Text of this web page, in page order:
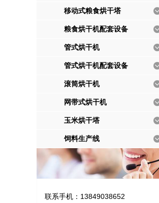
移动式粮食烘干塔
粮食烘干机配套设备
管式烘干机
管式烘干机配套设备
滚筒烘干机
网带式烘干机
玉米烘干塔
饲料生产线
联系手机：13849038652